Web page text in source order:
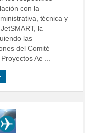
con la
técnica y
la
las
del Comité
Ae ...